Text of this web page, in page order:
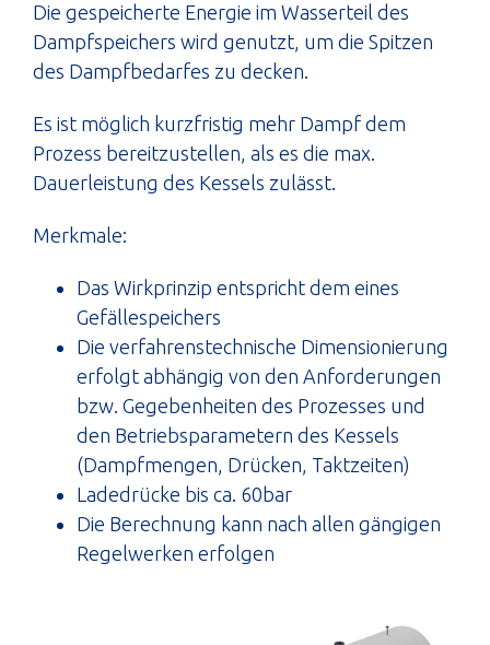
Die gespeicherte Energie im Wasserteil des
Dampfspeichers wird genutzt, um die Spitzen
des Dampfbedarfes zu decken.
Es ist möglich kurzfristig mehr Dampf dem
Prozess bereitzustellen, als es die max.
Dauerleistung des Kessels zulässt.
Merkmale:
Das Wirkprinzip entspricht dem eines
Gefällespeichers
Die verfahrenstechnische Dimensionierung
erfolgt abhängig von den Anforderungen
bzw. Gegebenheiten des Prozesses und
den Betriebsparametern des Kessels
(Dampfmengen, Drücken, Taktzeiten)
Ladedrücke bis ca. 60bar
Die Berechnung kann nach allen gängigen
Regelwerken erfolgen